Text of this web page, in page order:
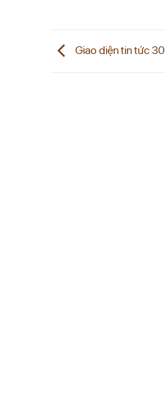
Giao diện tin tức 30